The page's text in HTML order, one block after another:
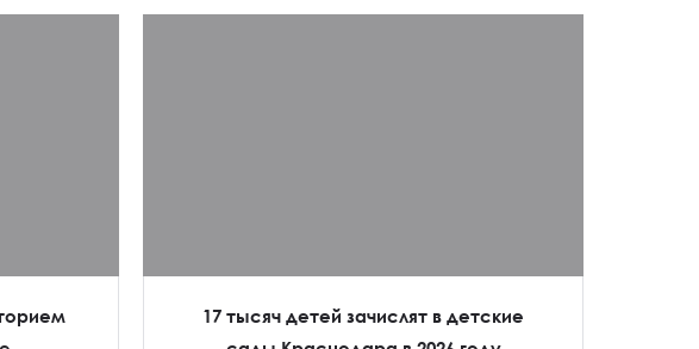
17 тысяч детей зачислят в детские